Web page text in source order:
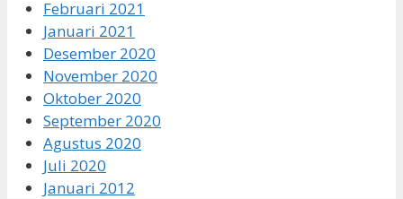
Februari 2021
Januari 2021
Desember 2020
November 2020
Oktober 2020
September 2020
Agustus 2020
Juli 2020
Januari 2012